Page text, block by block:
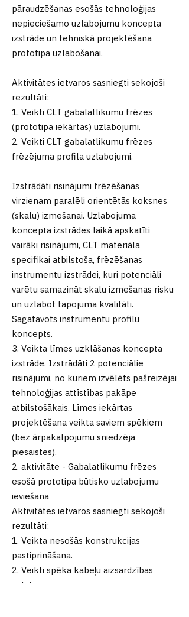
pāraudzēšanas esošās tehnoloģijas
nepieciešamo uzlabojumu koncepta
izstrāde un tehniskā projektēšana
prototipa uzlabošanai.
Aktivitātes ietvaros sasniegti sekojoši
rezultāti:
1. Veikti CLT gabalatlikumu frēzes
(prototipa iekārtas) uzlabojumi.
2. Veikti CLT gabalatlikumu frēzes
frēzējuma profila uzlabojumi.
Izstrādāti risinājumi frēzēšanas
virzienam paralēli orientētās koksnes
(skalu) izmešanai. Uzlabojuma
koncepta izstrādes laikā apskatīti
vairāki risinājumi, CLT materiāla
specifikai atbilstoša, frēzēšanas
instrumentu izstrādei, kuri potenciāli
varētu samazināt skalu izmešanas risku
un uzlabot tapojuma kvalitāti.
Sagatavots instrumentu profilu
koncepts.
3. Veikta līmes uzklāšanas koncepta
izstrāde. Izstrādāti 2 potenciālie
risinājumi, no kuriem izvēlēts pašreizējai
tehnoloģijas attīstības pakāpe
atbilstošākais. Līmes iekārtas
projektēšana veikta saviem spēkiem
(bez ārpakalpojumu sniedzēja
piesaistes).
2. aktivitāte - Gabalatlikumu frēzes
esošā prototipa būtisko uzlabojumu
ieviešana
Aktivitātes ietvaros sasniegti sekojoši
rezultāti:
1. Veikta nesošās konstrukcijas
pastiprināšana.
2. Veikti spēka kabeļu aizsardzības
uzlabojumi.